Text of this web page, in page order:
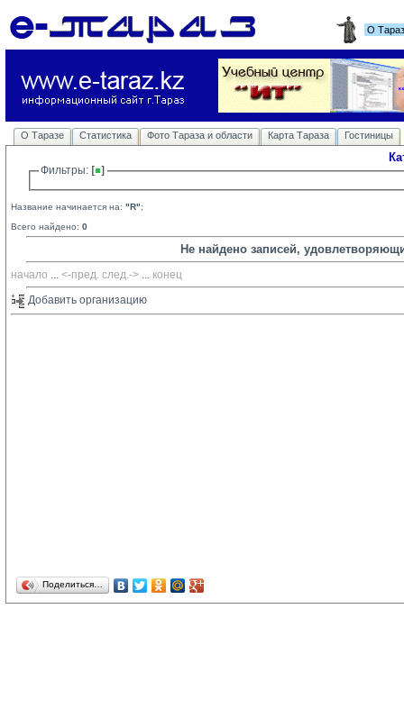
О
О Таразе Статистика Фото Тараза и области Карта Тараза Гостиницы
Фильтры:
Название начинается на: "R";
Всего найдено: 0
Не найдено записей,
начало ... <-пред. след.-> ... конец
Добавить организацию
Поделиться…